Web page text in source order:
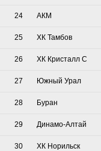
24 АКМ
25 ХК Тамбов
26 ХК Кристалл С
27 Южный Урал
28 Буран
29 Динамо-Алтай
30 ХК Норильск